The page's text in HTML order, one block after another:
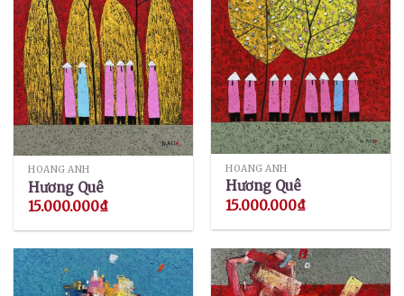
HOÀNG ANH
Hương Quê
15.000.000₫
HOÀNG ANH
Hương Quê
15.000.000₫